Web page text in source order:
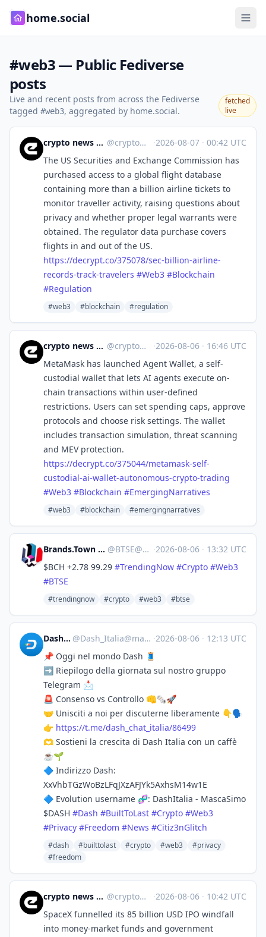
home.social
#web3 — Public Fediverse
posts
Live and recent posts from across the Fediverse
tagged #web3, aggregated by home.social.
fetched
live
crypto news 🧠 eicker.crypto @crypto@eicker.news ·2026-08-07 · 00:42 UTC
The US Securities and Exchange Commission has
purchased access to a global flight database
containing more than a billion airline tickets to
monitor traveller activity, raising questions about
privacy and whether proper legal warrants were
obtained. The regulator data purchase covers
flights in and out of the US.
https://decrypt.co/375078/sec-billion-airline-
records-track-travelers #Web3 #Blockchain
#Regulation
#web3 #blockchain #regulation
crypto news 🧠 eicker.crypto @crypto@eicker.news ·2026-08-06 · 16:46 UTC
MetaMask has launched Agent Wallet, a self-
custodial wallet that lets AI agents execute on-
chain transactions within user-defined
restrictions. Users can set spending caps, approve
protocols and choose risk settings. The wallet
includes transaction simulation, threat scanning
and MEV protection.
https://decrypt.co/375044/metamask-self-
custodial-ai-wallet-autonomous-crypto-trading
#Web3 #Blockchain #EmergingNarratives
#web3 #blockchain #emergingnarratives
Brands.Town Stock Exchange @BTSE@brands.town ·2026-08-06 · 13:32 UTC
$BCH +2.78 99.29 #TrendingNow #Crypto #Web3
#BTSE
#trendingnow #crypto #web3 #btse
Dash_Italia @Dash_Italia@mastodon.social ·2026-08-06 · 12:13 UTC
📌 Oggi nel mondo Dash 🧵
➡️ Riepilogo della giornata sul nostro gruppo
Telegram 📩
🚨 Consenso vs Controllo 👊🗞🚀
🤝 Unisciti a noi per discuterne liberamente 👇🗣
👉 https://t.me/dash_chat_italia/86499
🫶 Sostieni la crescita di Dash Italia con un caffè
☕️🌱
🔷 Indirizzo Dash:
XxVhbTGzWoBzLFqJXzAFJYk5AxhsM14w1E
🔷 Evolution username 🧬: DashItalia - MascaSimo
$DASH #Dash #BuiltToLast #Crypto #Web3
#Privacy #Freedom #News #Citiz3nGlitch
#dash #builttolast #crypto #web3
#privacy
#freedom
crypto news 🧠 eicker.crypto @crypto@eicker.news ·2026-08-06 · 10:42 UTC
SpaceX funnelled its 85 billion USD IPO windfall
into money-market funds and government